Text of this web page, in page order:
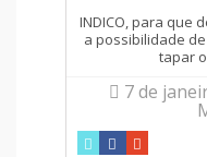
INDICO, para que
a possibilidade
tapar
7 de